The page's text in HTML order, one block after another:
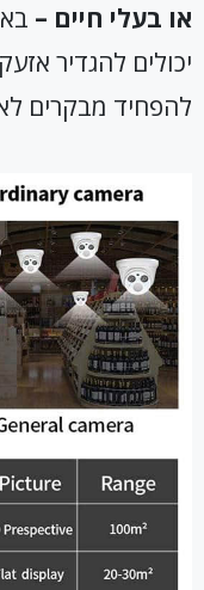
או בעלי חיים –
יכולים להגדיר
להפחיד מבקרים לא